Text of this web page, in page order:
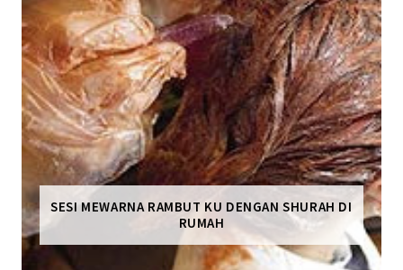
SESI MEWARNA RAMBUT KU DENGAN SHURAH DI
RUMAH